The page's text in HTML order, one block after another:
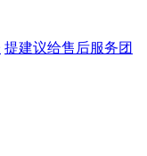
提建议给售后服务团